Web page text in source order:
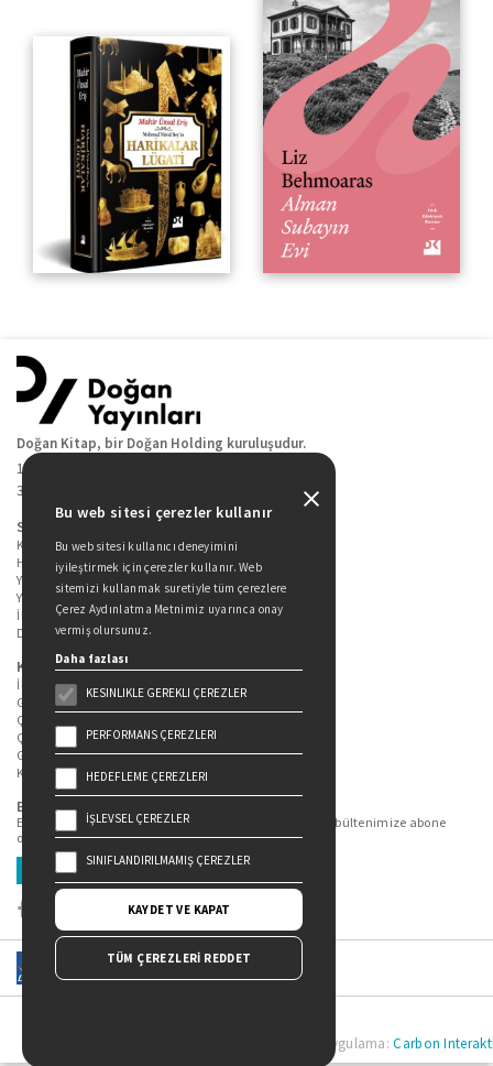
Doğan Kitap, bir Doğan Holding kuruluşudur.
19 Mayıs Cad. Golden Plaza No:1 Kat:10
34360 / Şişli / İstanbul
Sitede Yer Alan Sayfalar
Kitaplarımız
Hakkımızda
Yazarlarımız
Yazar Adayları İçin
İletişim
Duygu Asena Roman Ödülü
Kişisel Verilerin Korunması
İlgili Kişi Başvuru Formu
Genel Aydınlatma Metni
Çekiliş Aydınlatma Metni
Çerez Aydınlatma Metni
Gizlilik Politikası
Kullanım Şartları
Bizi Takip Edin...
En güncel kitap ve etkinliklerden haberdar olmak için bültenimize abone
olun.
Üye Ol
Doğan Yayınları Copyright © 2022 | Tasarım ve Uygulama:Carbon
Bu web sitesi çerezler kullanır
Bu web sitesi kullanıcı deneyimini
iyileştirmek için çerezler kullanır. Web
sitemizi kullanmak suretiyle tüm çerezlere
Çerez Aydınlatma Metnimiz uyarınca onay
vermiş olursunuz.
Daha fazlası
KESINLIKLE GEREKLI ÇEREZLER
PERFORMANS ÇEREZLERI
HEDEFLEME ÇEREZLERI
İŞLEVSEL ÇEREZLER
SINIFLANDIRILMAMIŞ ÇEREZLER
KAYDET VE KAPAT
TÜM ÇEREZLERİ REDDET